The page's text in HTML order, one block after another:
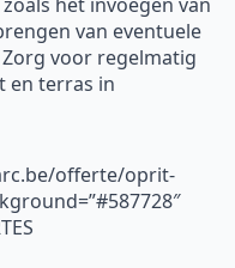
van eventuele
voor regelmatig
en terras in
offerte/oprit-